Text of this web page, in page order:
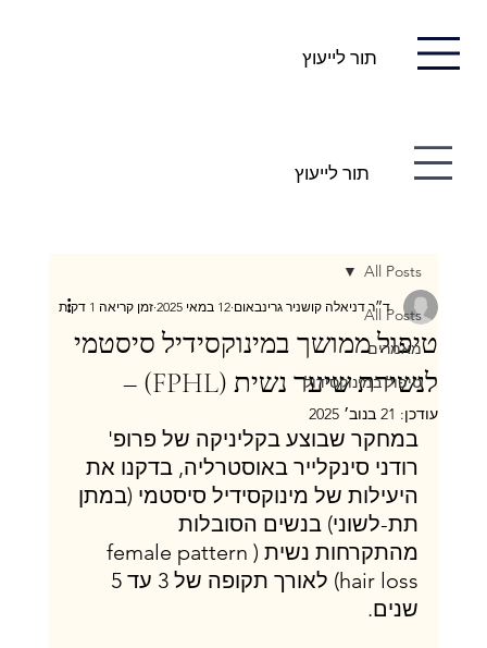
תור לייעוץ
תור לייעוץ
All Posts
מאמרים
טיפול במינוקסידול
All Posts
טיפול ממושך במינוקסידיל סיסטמי
לנשירת שיער נשית (FPHL) –
ד״ר דניאלה קושניר גרינבאום 12 במאי 2025 זמן קריאה 1 דקות
עודכן: 21 בנוב׳ 2025
במחקר שבוצע בקליניקה של פרופ'
רודני סינקלייר באוסטרליה, בדקנו את
היעילות של מינוקסידיל סיסטמי (במתן
תת-לשוני) בנשים הסובלות
מהתקרחות נשית (female pattern
שנים.